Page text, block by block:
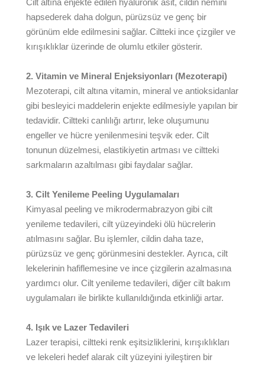
Cilt altına enjekte edilen hyalüronik asit, cildin nemini
hapsederek daha dolgun, pürüzsüz ve genç bir
görünüm elde edilmesini sağlar. Ciltteki ince çizgiler ve
kırışıklıklar üzerinde de olumlu etkiler gösterir.
2. Vitamin ve Mineral Enjeksiyonları (Mezoterapi)
Mezoterapi, cilt altına vitamin, mineral ve antioksidanlar
gibi besleyici maddelerin enjekte edilmesiyle yapılan bir
tedavidir. Ciltteki canlılığı artırır, leke oluşumunu
engeller ve hücre yenilenmesini teşvik eder. Cilt
tonunun düzelmesi, elastikiyetin artması ve ciltteki
sarkmaların azaltılması gibi faydalar sağlar.
3. Cilt Yenileme Peeling Uygulamaları
Kimyasal peeling ve mikrodermabrazyon gibi cilt
yenileme tedavileri, cilt yüzeyindeki ölü hücrelerin
atılmasını sağlar. Bu işlemler, cildin daha taze,
pürüzsüz ve genç görünmesini destekler. Ayrıca, cilt
lekelerinin hafiflemesine ve ince çizgilerin azalmasına
yardımcı olur. Cilt yenileme tedavileri, diğer cilt bakım
uygulamaları ile birlikte kullanıldığında etkinliği artar.
4. Işık ve Lazer Tedavileri
Lazer terapisi, ciltteki renk eşitsizliklerini, kırışıklıkları
ve lekeleri hedef alarak cilt yüzeyini iyileştiren bir